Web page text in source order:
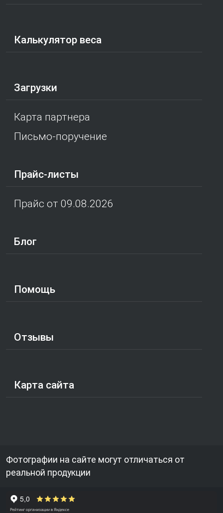
Калькулятор веса
Загрузки
Карта партнера
Письмо-поручение
Прайс-листы
Прайс от 09.08.2026
Блог
Помощь
Отзывы
Карта сайта
Фотографии на сайте могут отличаться от
реальной продукции